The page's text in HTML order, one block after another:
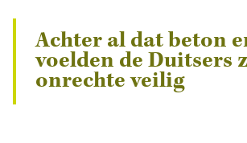
Achter al dat beton
voelden de Duitsers
onrechte veilig